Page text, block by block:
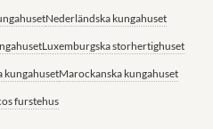
Nederländska kungahuset
Luxemburgska storhertighuset
kungahusetMarockanska kungahuset
furstehus